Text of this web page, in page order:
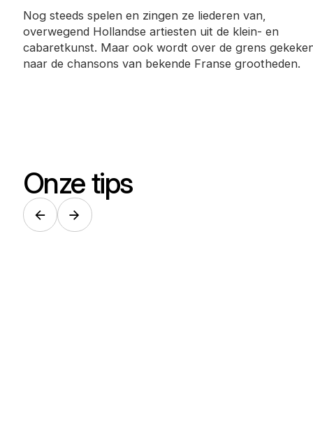
Nog steeds spelen en zingen ze liederen van,
overwegend Hollandse artiesten uit de klein- en
cabaretkunst. Maar ook wordt over de grens
naar de chansons van bekende Franse grootheden.
Onze tips